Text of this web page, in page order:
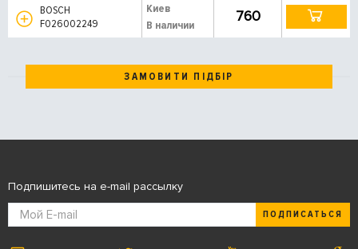
BOSCH
F026002249
Киев
В наличии
760
ЗАМОВИТИ ПІДБІР
Подпишитесь на e-mail рассылку
ПОДПИСАТЬСЯ